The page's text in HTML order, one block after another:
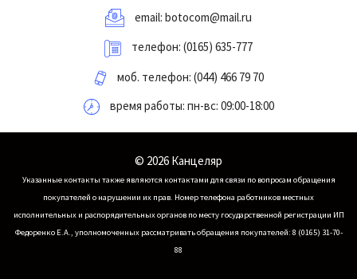
email: botocom@mail.ru
телефон: (0165) 635-777
моб. телефон: (044) 466 79 70
время работы: пн-вс: 09:00-18:00
© 2026 Канцеляр
Указанные контакты также являются контактами для связи по вопросам обращения
покупателей о нарушении их прав. Номер телефона работников местных
исполнительных и распорядительных органов по месту государственной регистрации ИП
Федоренко Е.А., уполномоченных рассматривать обращения покупателей: 8 (0165) 31-70-
88